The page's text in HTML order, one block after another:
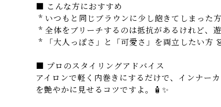
■ こんな方におすすめ
* いつもと同じブラウンに少し飽きてしまった
* 全体をブリーチするのは抵抗があるけれど、
* 「大人っぽさ」と「可愛さ」を両立したい方
■ プロのスタイリングアドバイス
アイロンで軽く内巻きにするだけで、インナー
を艶やかに見せるコツですよ。🧴✨